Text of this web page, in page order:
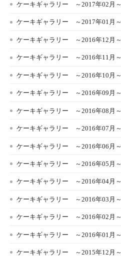
ケーキギャラリー ～2017年02月～
ケーキギャラリー ～2017年01月～
ケーキギャラリー ～2016年12月～
ケーキギャラリー ～2016年11月～
ケーキギャラリー ～2016年10月～
ケーキギャラリー ～2016年09月～
ケーキギャラリー ～2016年08月～
ケーキギャラリー ～2016年07月～
ケーキギャラリー ～2016年06月～
ケーキギャラリー ～2016年05月～
ケーキギャラリー ～2016年04月～
ケーキギャラリー ～2016年03月～
ケーキギャラリー ～2016年02月～
ケーキギャラリー ～2016年01月～
ケーキギャラリー ～2015年12月～